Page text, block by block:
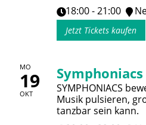
18:00 - 21:00
Jetzt Tickets kaufen
MO
19
OKT
Symphoniacs
SYMPHONIACS
Musik pulsieren,
tanzbar sein kann.